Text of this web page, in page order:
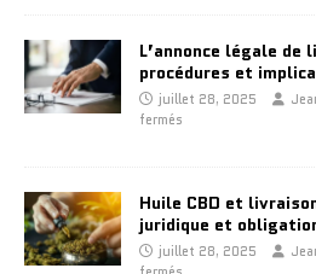
L’annonce légale
procédures et
juillet 28, 2025
fermés
Huile CBD et
juridique et
juillet 28, 2025